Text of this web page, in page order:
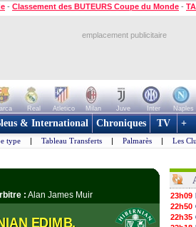
- Classement des BUTEURS Coupe du Monde -
emplacement publicitaire
Real Atletico Milan Juve Inter Naples
& International Chroniques TV +
type | Tableau Transferts | Palmarès | Les
: Alan James Muir
EDIMB.
23h09
22h50
22h35